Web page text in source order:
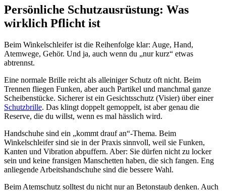
Persönliche Schutzausrüstung: Was
wirklich Pflicht ist
Beim Winkelschleifer ist die Reihenfolge klar: Auge, Hand,
Atemwege, Gehör. Und ja, auch wenn du „nur kurz“ etwas
abtrennst.
Eine normale Brille reicht als alleiniger Schutz oft nicht. Beim
Trennen fliegen Funken, aber auch Partikel und manchmal ganze
Scheibenstücke. Sicherer ist ein Gesichtsschutz (Visier) über einer
Schutzbrille. Das klingt doppelt gemoppelt, ist aber genau die
Reserve, die du willst, wenn es mal hässlich wird.
Handschuhe sind ein „kommt drauf an“-Thema. Beim
Winkelschleifer sind sie in der Praxis sinnvoll, weil sie Funken,
Kanten und Vibration abpuffern. Aber: Sie dürfen nicht zu locker
sein und keine fransigen Manschetten haben, die sich fangen. Eng
anliegende Arbeitshandschuhe sind die bessere Wahl.
Beim Atemschutz solltest du nicht nur an Betonstaub denken. Auch